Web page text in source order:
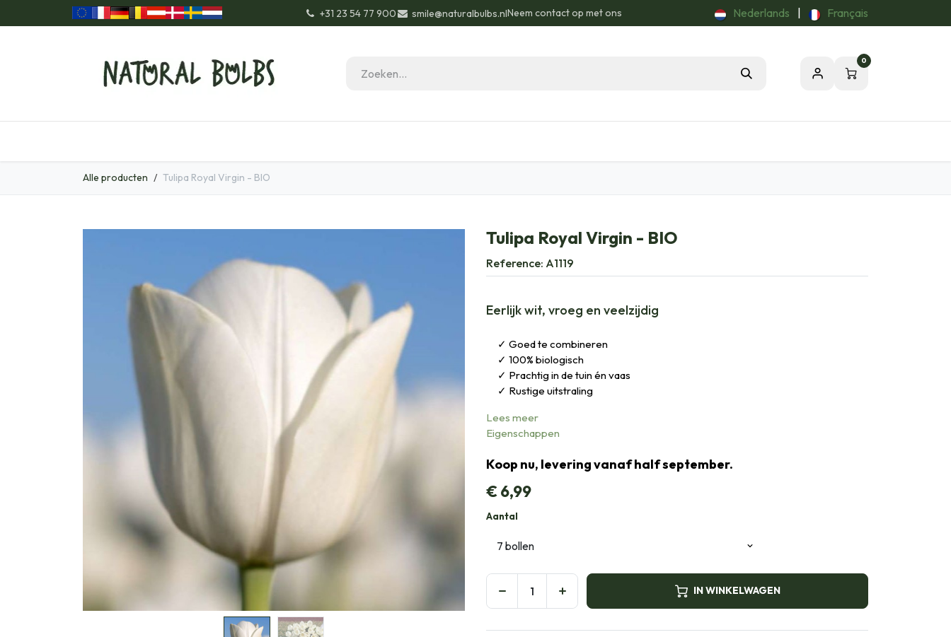
Overslaan naar inhoud +31 23 54 77 900 smile@naturalbulbs.nlNeem contact op met ons Nederlands Français
0
Alle producten Tulipa Royal Virgin - BIO
Tulipa Royal Virgin - BIO
Reference: A1119
Eerlijk wit, vroeg en veelzijdig
Goed te combineren
100% biologisch
Prachtig in de tuin én vaas
Rustige uitstraling
Lees meer
Eigenschappen
Koop nu, levering vanaf half september.
€6,99
Aantal
IN WINKELWAGEN